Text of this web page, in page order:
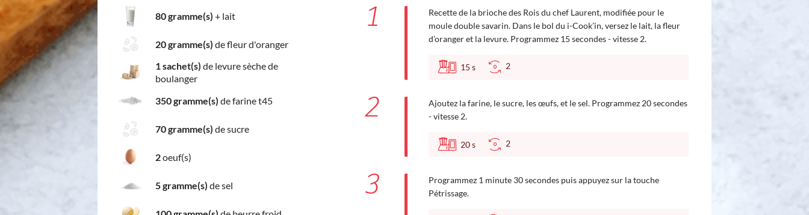
80 gramme(s) + lait
20 gramme(s) de fleur d'oranger
1 sachet(s) de levure sèche de
boulanger
350 gramme(s) de farine t45
70 gramme(s) de sucre
2oeuf(s)
5 gramme(s) de sel
1
Recette de la brioche des Rois du chef Laurent, modifiée pour le
moule double savarin. Dans le bol du i-Cook’in, versez le lait, la fleur
d’oranger et la levure. Programmez 15 secondes - vitesse 2.
15 s 2
2
Ajoutez la farine, le sucre, les œufs, et le sel. Programmez 20 secondes
- vitesse 2.
20s 2
3
Programmez 1 minute 30 secondes puis appuyez sur la touche
Pétrissage.